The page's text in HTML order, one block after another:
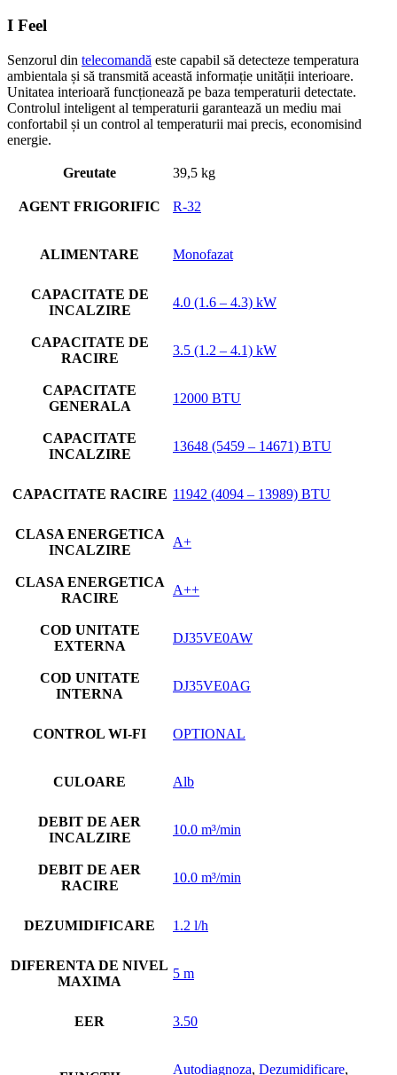
I Feel
Senzorul din telecomandă este capabil să detecteze temperatura
ambientala și să transmită această informație unității interioare.
Unitatea interioară funcționează pe baza temperaturii detectate.
Controlul inteligent al temperaturii garantează un mediu mai
confortabil și un control al temperaturii mai precis, economisind
energie.
Greutate 39,5 kg
AGENT FRIGORIFIC R-32
ALIMENTARE Monofazat
CAPACITATE DE
INCALZIRE
4.0 (1.6 – 4.3) kW
CAPACITATE DE
RACIRE
3.5 (1.2 – 4.1) kW
CAPACITATE
GENERALA
12000 BTU
CAPACITATE
INCALZIRE
13648 (5459 – 14671) BTU
CAPACITATE RACIRE 11942 (4094 – 13989) BTU
CLASA ENERGETICA
INCALZIRE
A+
CLASA ENERGETICA
RACIRE
A++
COD UNITATE
EXTERNA
DJ35VE0AW
COD UNITATE
INTERNA
DJ35VE0AG
CONTROL WI-FI OPTIONAL
CULOARE Alb
DEBIT DE AER
INCALZIRE
10.0 m³/min
DEBIT DE AER
RACIRE
10.0 m³/min
DEZUMIDIFICARE 1.2 l/h
DIFERENTA DE NIVEL
MAXIMA
5 m
EER 3.50
Autodiagnoza, Dezumidificare,